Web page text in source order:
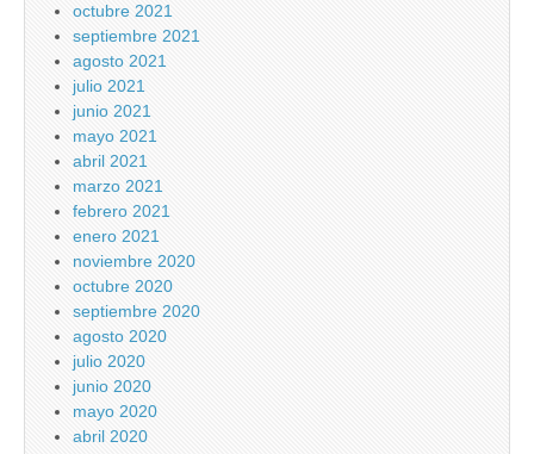
octubre 2021
septiembre 2021
agosto 2021
julio 2021
junio 2021
mayo 2021
abril 2021
marzo 2021
febrero 2021
enero 2021
noviembre 2020
octubre 2020
septiembre 2020
agosto 2020
julio 2020
junio 2020
mayo 2020
abril 2020